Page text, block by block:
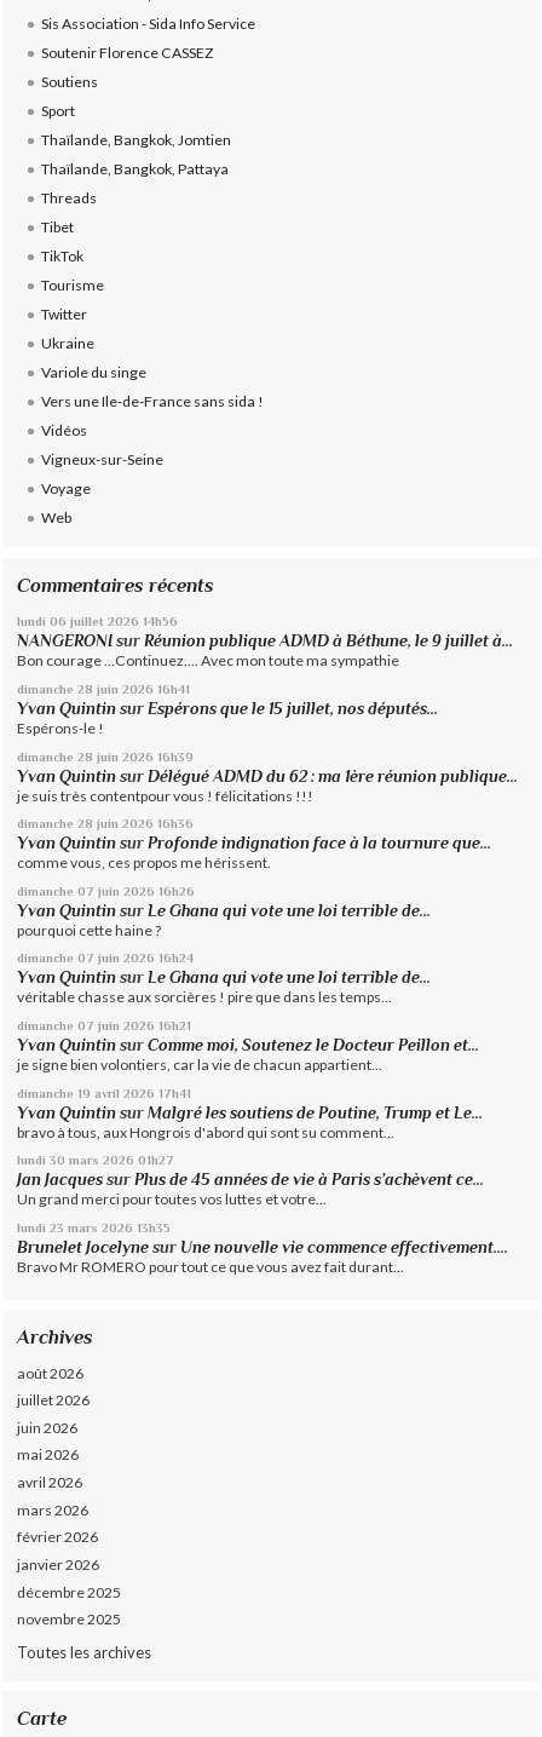
Sis Association - Sida Info Service
Soutenir Florence CASSEZ
Soutiens
Sport
Thaïlande, Bangkok, Jomtien
Thaïlande, Bangkok, Pattaya
Threads
Tibet
TikTok
Tourisme
Twitter
Ukraine
Variole du singe
Vers une Ile-de-France sans sida !
Vidéos
Vigneux-sur-Seine
Voyage
Web
Commentaires récents
lundi 06 juillet 2026 14h56
NANGERONI surRéunion publique ADMD à Béthune, le 9 juillet à...
Bon courage ...Continuez.... Avec mon toute ma sympathie
dimanche 28 juin 2026 16h41
Yvan Quintin surEspérons que le 15 juillet, nos députés...
Espérons-le !
dimanche 28 juin 2026 16h39
Yvan Quintin surDélégué ADMD du 62 : ma 1ère réunion publique...
je suis très contentpour vous ! félicitations !!!
dimanche 28 juin 2026 16h36
Yvan Quintin surProfonde indignation face à la tournure que...
comme vous, ces propos me hérissent.
dimanche 07 juin 2026 16h26
Yvan Quintin sur Le Ghana qui vote une loi terrible de...
pourquoi cette haine ?
dimanche 07 juin 2026 16h24
Yvan Quintin surLe Ghana qui vote une loi terrible de...
véritable chasse aux sorcières ! pire que dans les temps...
dimanche 07 juin 2026 16h21
Yvan Quintin surComme moi, Soutenez le Docteur Peillon et...
je signe bien volontiers, car la vie de chacun appartient...
dimanche 19 avril 2026 17h41
Yvan Quintin surMalgré les soutiens de Poutine, Trump et Le...
bravo à tous, aux Hongrois d'abord qui sont su comment...
lundi 30 mars 2026 01h27
Jan Jacques surPlus de 45 années de vie à Paris s’achèvent ce...
Un grand merci pour toutes vos luttes et votre...
lundi 23 mars 2026 13h35
Brunelet Jocelyne sur Une nouvelle vie commence effectivement....
Bravo Mr ROMERO pour tout ce que vous avez fait durant...
Archives
août 2026
juillet 2026
juin 2026
mai 2026
avril 2026
mars 2026
février 2026
janvier 2026
décembre 2025
novembre 2025
Toutes les archives
Carte